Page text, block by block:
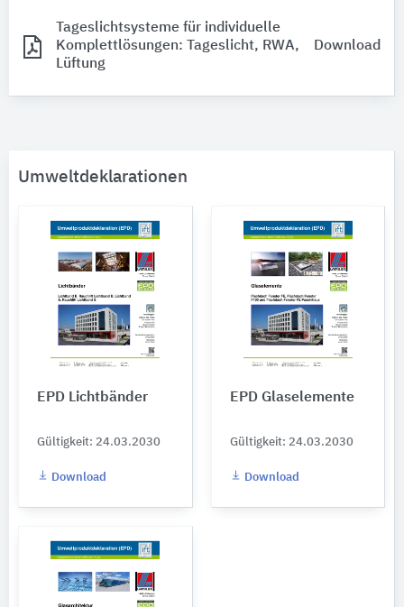
Tageslichtsysteme für individuelle
Komplettlösungen: Tageslicht, RWA,
Lüftung
Download
Umweltdeklarationen
EPD Lichtbänder
Gültigkeit: 24.03.2030
Download
EPD Glaselemente
Gültigkeit: 24.03.2030
Download